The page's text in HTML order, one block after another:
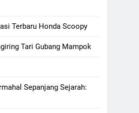
Terbaru Honda Scoopy
Tari Gubang Mampok
Sepanjang Sejarah: